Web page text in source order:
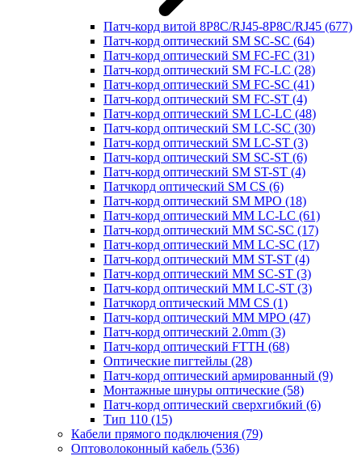
Патч-корд витой 8P8C/RJ45-8P8C/RJ45 (677)
Патч-корд оптический SM SC-SC (64)
Патч-корд оптический SM FC-FC (31)
Патч-корд оптический SM FC-LC (28)
Патч-корд оптический SM FC-SC (41)
Патч-корд оптический SM FC-ST (4)
Патч-корд оптический SM LC-LC (48)
Патч-корд оптический SM LC-SC (30)
Патч-корд оптический SM LC-ST (3)
Патч-корд оптический SM SC-ST (6)
Патч-корд оптический SM ST-ST (4)
Патчкорд оптический SM CS (6)
Патч-корд оптический SM MPO (18)
Патч-корд оптический MM LC-LC (61)
Патч-корд оптический MM SC-SC (17)
Патч-корд оптический MM LC-SC (17)
Патч-корд оптический MM ST-ST (4)
Патч-корд оптический MM SC-ST (3)
Патч-корд оптический MM LC-ST (3)
Патчкорд оптический MM CS (1)
Патч-корд оптический MM MPO (47)
Патч-корд оптический 2.0mm (3)
Патч-корд оптический FTTH (68)
Оптические пигтейлы (28)
Патч-корд оптический армированный (9)
Монтажные шнуры оптические (58)
Патч-корд оптический сверхгибкий (6)
Тип 110 (15)
Кабели прямого подключения (79)
Оптоволоконный кабель (536)